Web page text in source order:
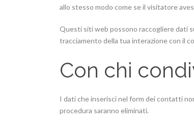
allo stesso modo come se il visitatore
Questi siti web possono raccogliere dati
tracciamento della tua interazione con il
Con chi
I dati che inserisci nel form dei contatti
procedura saranno eliminati.